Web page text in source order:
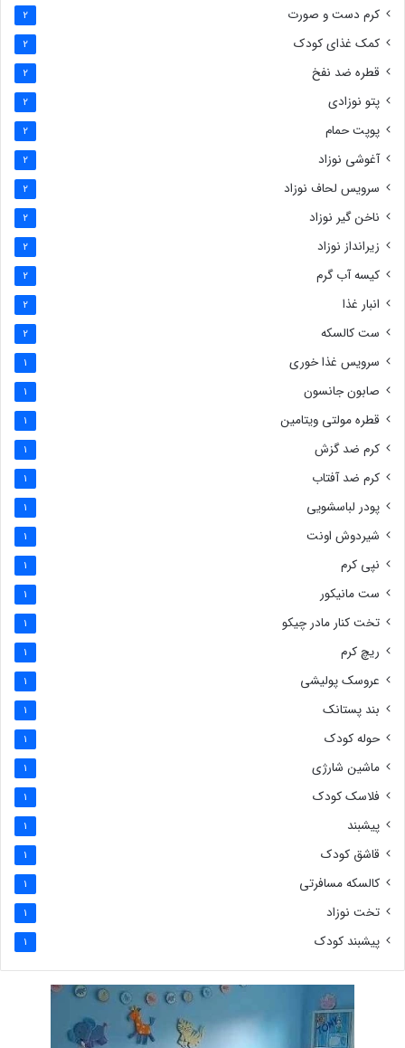
کرم دست و صورت 2
کمک غذای کودک 2
قطره ضد نفخ 2
پتو نوزادی 2
پوپت حمام 2
آغوشی نوزاد 2
سرویس لحاف نوزاد 2
ناخن گیر نوزاد 2
زیرانداز نوزاد 2
کیسه آب گرم 2
انبار غذا 2
ست کالسکه 2
سرویس غذا خوری 1
صابون جانسون 1
قطره مولتی ویتامین 1
کرم ضد گزش 1
کرم ضد آفتاب 1
پودر لباسشویی 1
شیردوش اونت 1
نپی کرم 1
ست مانیکور 1
تخت کنار مادر چیکو 1
ریچ کرم 1
عروسک پولیشی 1
بند پستانک 1
حوله کودک 1
ماشین شارژی 1
فلاسک کودک 1
پیشبند 1
قاشق کودک 1
کالسکه مسافرتی 1
تخت نوزاد 1
پیشبند کودک 1